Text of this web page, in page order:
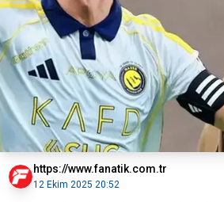
https://www.fanatik.com.tr
12 Ekim 2025 20:52